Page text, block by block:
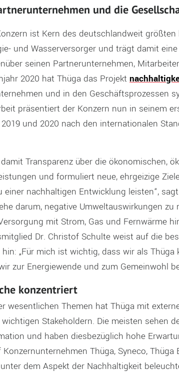
und die
ist Kern des deutschlandweit
und Wasserversorger und trägt damit
seinen Partnerunternehmen,
2020 hat Thüga das Projekt
und in den Geschäftsprozessen
präsentiert der Konzern nun in seinem
und 2020 nach den internationalen
Transparenz über die ökonomischen,
und formuliert neue, ehrgeizige
einer nachhaltigen Entwicklung leisten“,
darum, negative Umweltauswirkungen zu
mit Strom, Gas und Fernwärme
Dr. Christof Schulte weist auf die
„Für mich ist wichtig, dass wir als
zur Energiewende und zum Gemeinwohl
konzentriert
wesentlichen Themen hat Thüga mit
Stakeholdern. Die meisten sehen
und haben diesbezüglich hohe
Thüga, Syneco, Thüga
dem Aspekt der Nachhaltigkeit